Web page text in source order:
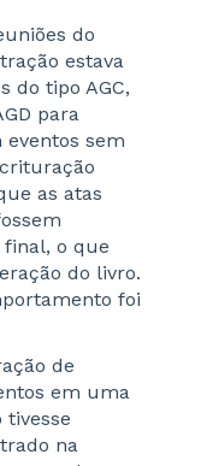
do
estava
do tipo AGC,
para
sem
as atas
o que
do livro.
foi
de
em uma
tivesse
na